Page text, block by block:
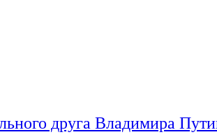
друга Владимира